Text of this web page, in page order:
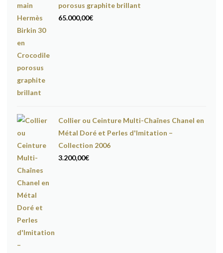
porosus graphite brillant
65.000,00€
Collier ou Ceinture Multi-Chaînes Chanel en
Métal Doré et Perles d'Imitation –
Collection 2006
3.200,00€